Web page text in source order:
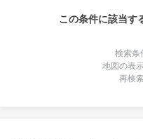
この条件に該当す
検索条
地図の表
再検